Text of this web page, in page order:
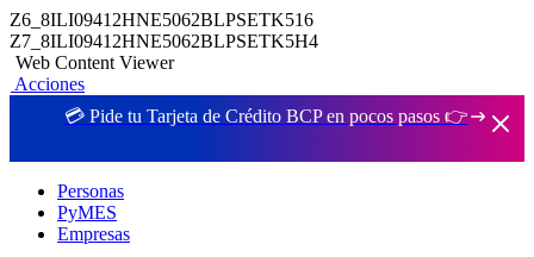
Z6_8ILI09412HNE5062BLPSETK516
Z7_8ILI09412HNE5062BLPSETK5H4
Web Content Viewer
Acciones
💳 Pide tu Tarjeta de Crédito BCP en pocos pasos 👉
Personas
PyMES
Empresas